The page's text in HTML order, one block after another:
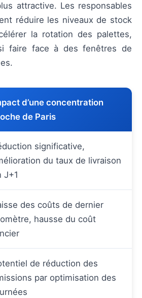
attractive. Les responsables
réduire les niveaux de stock
la rotation des palettes,
faire face à des fenêtres de
d’une concentration
de Paris
significative,
du taux de livraison
J+1
des coûts de dernier
hausse du coût
de réduction des
par optimisation des